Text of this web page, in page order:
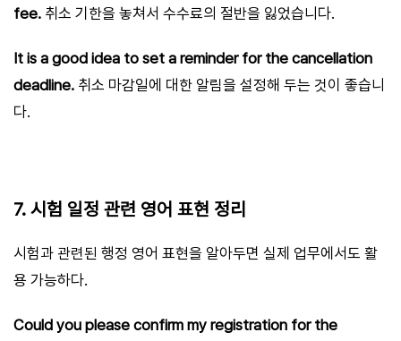
fee. 취소 기한을 놓쳐서 수수료의 절반을 잃었습니다.
It is a good idea to set a reminder for the cancellation
deadline. 취소 마감일에 대한 알림을 설정해 두는 것이 좋습니
다.
7. 시험 일정 관련 영어 표현 정리
시험과 관련된 행정 영어 표현을 알아두면 실제 업무에서도 활
용 가능하다.
Could you please confirm my registration for the